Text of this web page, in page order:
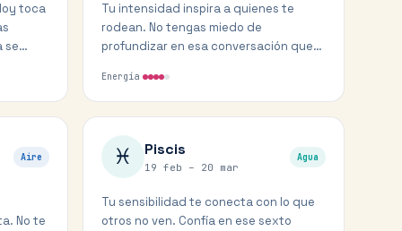
toca
se
Tu intensidad inspira a quienes te
rodean. No tengas miedo de
profundizar en esa conversación que
Energía
Aire
No te
♓ Piscis
19 feb – 20 mar
Agua
Tu sensibilidad te conecta con lo que
otros no ven. Confía en ese sexto